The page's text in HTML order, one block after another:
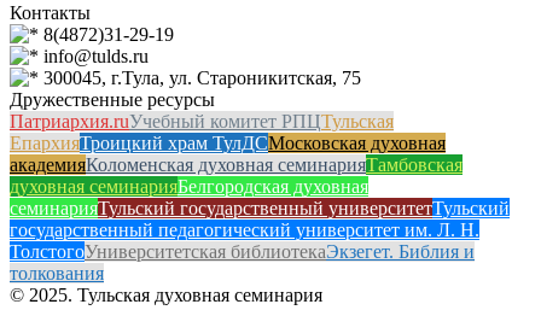
Контакты
8(4872)31-29-19
info@tulds.ru
300045, г.Тула, ул. Староникитская, 75
Дружественные ресурсы
Патриархия.ruУчебный комитет РПЦТульская
ЕпархияТроицкий храм ТулДСМосковская духовная
академияКоломенская духовная семинарияТамбовская
духовная семинарияБелгородская духовная
семинарияТульский государственный университетТульский
государственный педагогический университет им. Л. Н.
ТолстогоУниверситетская библиотекаЭкзегет. Библия и
толкования
© 2025. Тульская духовная семинария